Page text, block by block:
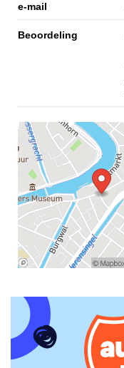
e-mail
Beoordeling